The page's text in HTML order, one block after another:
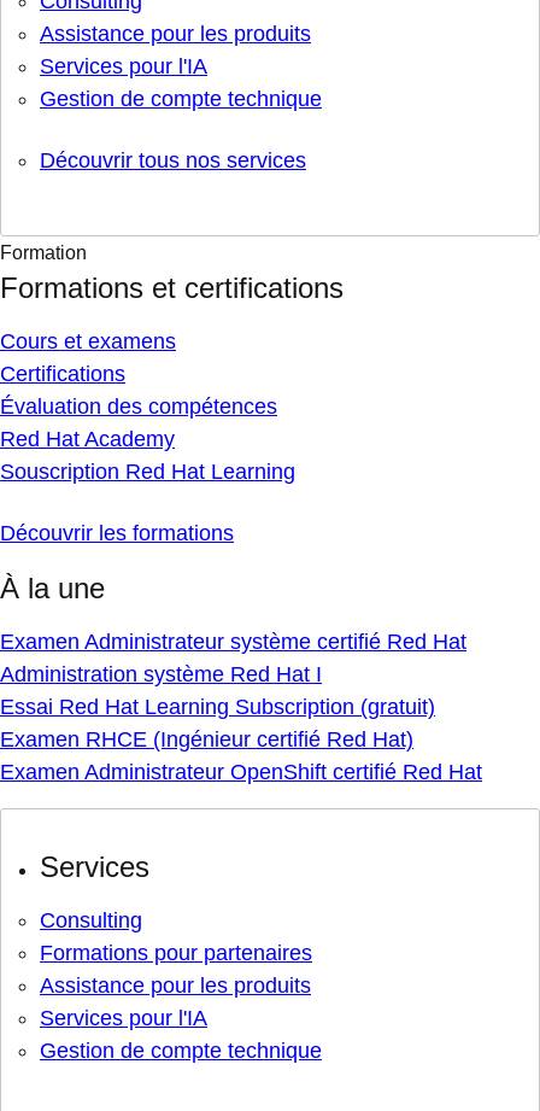
Assistance pour les produits
Services pour l'IA
Gestion de compte technique
Découvrir tous nos services
Formation
Formations et certifications
Cours et examens
Certifications
Évaluation des compétences
Red Hat Academy
Souscription Red Hat Learning
Découvrir les formations
À la une
Examen Administrateur système certifié Red Hat
Administration système Red Hat I
Essai Red Hat Learning Subscription (gratuit)
Examen RHCE (Ingénieur certifié Red Hat)
Examen Administrateur OpenShift certifié Red Hat
Services
Consulting
Formations pour partenaires
Assistance pour les produits
Services pour l'IA
Gestion de compte technique